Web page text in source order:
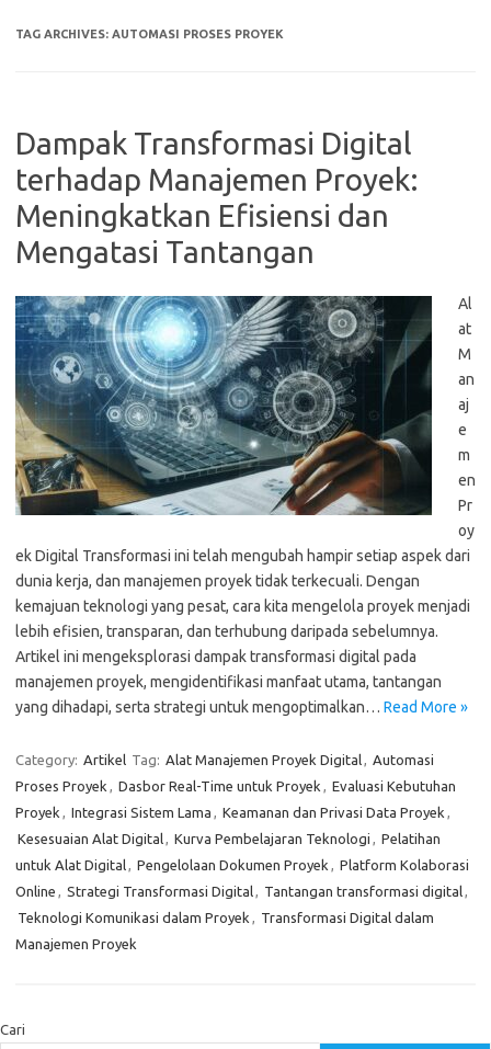
TAG ARCHIVES: AUTOMASI PROSES PROYEK
Dampak Transformasi Digital
terhadap Manajemen Proyek:
Meningkatkan Efisiensi dan
Mengatasi Tantangan
Al
at
M
an
aj
e
m
en
Pr
oy
ek Digital Transformasi ini telah mengubah hampir setiap aspek dari
dunia kerja, dan manajemen proyek tidak terkecuali. Dengan
kemajuan teknologi yang pesat, cara kita mengelola proyek menjadi
lebih efisien, transparan, dan terhubung daripada sebelumnya.
Artikel ini mengeksplorasi dampak transformasi digital pada
manajemen proyek, mengidentifikasi manfaat utama, tantangan
yang dihadapi, serta strategi untuk mengoptimalkan… Read More »
Category: Artikel Tag: Alat Manajemen Proyek Digital, Automasi
Proses Proyek , Dasbor Real-Time untuk Proyek , Evaluasi Kebutuhan
Proyek , Integrasi Sistem Lama , Keamanan dan Privasi Data Proyek ,
Kesesuaian Alat Digital, Kurva Pembelajaran Teknologi , Pelatihan
untuk Alat Digital, Pengelolaan Dokumen Proyek , Platform Kolaborasi
Online , Strategi Transformasi Digital, Tantangan transformasi digital,
Teknologi Komunikasi dalam Proyek , Transformasi Digital dalam
Manajemen Proyek
Cari